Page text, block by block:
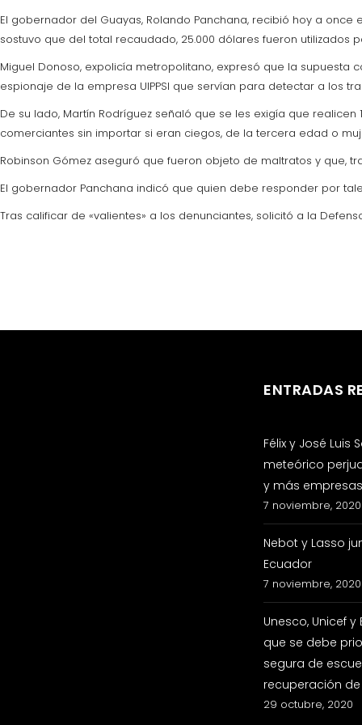
El gobernador del Guayas, Rolando Panchana, recibió hoy a
sostuvo que del total recaudado, 25.000 dólares fueron
Miguel Donoso, expolicía metropolitano, expresó que la
espionaje de la empresa UIPPSI que servían para detectar a los
De su lado, Martín Rodríguez señaló que se les exigía que
comerciantes sin importar si eran ciegos, de la tercera edad o
Robinson Gómez aseguró que fueron objeto de maltratos y que,
El gobernador Panchana indicó que quien debe responder por
Tras calificar de «valientes» a los denunciantes, solicitó a la
ENTRADAS
Félix y José Luis
meteórico
y más
7 noviembre, 2020
Nebot y Lasso
Ecuador
7 noviembre, 2020
Unesco, Unicef
que se debe
segura de
recuperación
29 octubre, 2020